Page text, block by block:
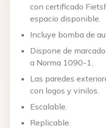
con certificado
espacio disponible.
Incluye bomba de
Dispone de
a Norma 1090-1.
Las paredes
con logos y vinilos.
Escalable.
Replicable.